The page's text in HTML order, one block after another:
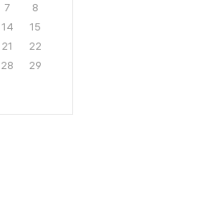
7
8
14
15
21
22
28
29